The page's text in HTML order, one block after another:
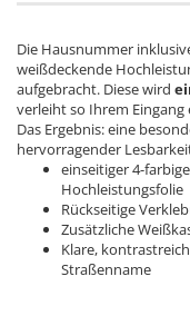
Die Hausnummer
weißdeckende
aufgebracht. Diese wird
verleiht so Ihrem
Das Ergebnis: eine
hervorragender
einseitiger 4-
Hochleistungsfolie
Rückseitige
Zusätzliche
Klare,
Straßenname